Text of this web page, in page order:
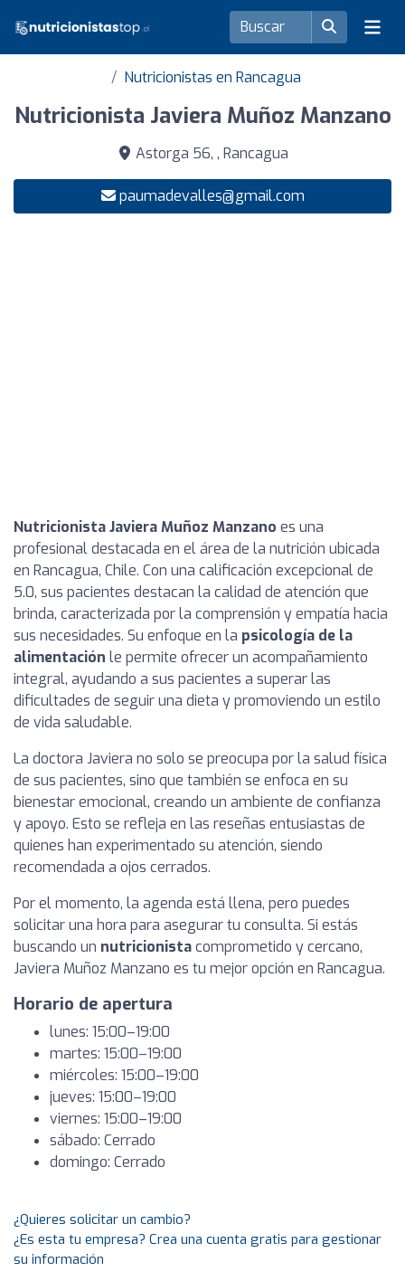
Nutricionistas en Rancagua
Nutricionista Javiera Muñoz Manzano
Astorga 56, , Rancagua
paumadevalles@gmail.com
Nutricionista Javiera Muñoz Manzano es una
profesional destacada en el área de la nutrición ubicada
en Rancagua, Chile. Con una calificación excepcional de
5.0, sus pacientes destacan la calidad de atención que
brinda, caracterizada por la comprensión y empatía hacia
sus necesidades. Su enfoque en la psicología de la
alimentación le permite ofrecer un acompañamiento
integral, ayudando a sus pacientes a superar las
dificultades de seguir una dieta y promoviendo un estilo
de vida saludable.
La doctora Javiera no solo se preocupa por la salud física
de sus pacientes, sino que también se enfoca en su
bienestar emocional, creando un ambiente de confianza
y apoyo. Esto se refleja en las reseñas entusiastas de
quienes han experimentado su atención, siendo
recomendada a ojos cerrados.
Por el momento, la agenda está llena, pero puedes
solicitar una hora para asegurar tu consulta. Si estás
buscando un nutricionistacomprometido y cercano,
Javiera Muñoz Manzano es tu mejor opción en Rancagua.
Horario de apertura
lunes: 15:00–19:00
martes: 15:00–19:00
miércoles: 15:00–19:00
jueves: 15:00–19:00
viernes: 15:00–19:00
sábado: Cerrado
domingo: Cerrado
¿Quieres solicitar un cambio?
¿Es esta tu empresa? Crea una cuenta gratis para gestionar
su información